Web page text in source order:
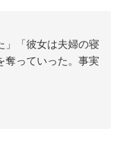
」「彼女は夫婦の寝
奪っていった。事実